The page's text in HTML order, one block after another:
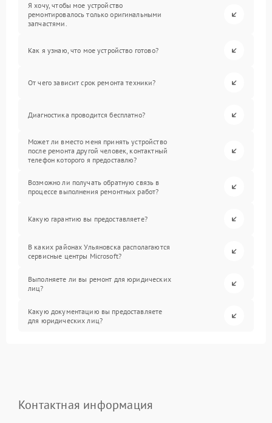
Я хочу, чтобы мое устройство
ремонтировалось только оригинальными
запчастями.
Как я узнаю, что мое устройство готово?
От чего зависит срок ремонта техники?
Диагностика проводится бесплатно?
Может ли вместо меня принять устройство
после ремонта другой человек, контактный
телефон которого я предоставлю?
Возможно ли получать обратную связь в
процессе выполнения ремонтных работ?
Какую гарантию вы предоставляете?
В каких районах Ульяновска располагаются
сервисные центры Microsoft?
Выполняете ли вы ремонт для юридических
лиц?
Какую документацию вы предоставляете
для юридических лиц?
Контактная информация